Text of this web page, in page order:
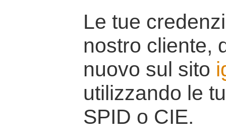
Le tue
nostro cliente,
nuovo sul sito
utilizzando le
SPID o CIE.